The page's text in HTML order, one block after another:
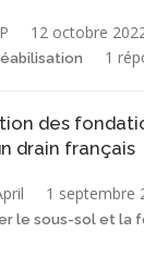
12 octobre
1
des
drain français
1 septembre
le sous-sol et la